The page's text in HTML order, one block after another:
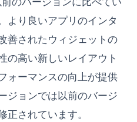
より良いアプリのインタ
善されたウィジェットの
の高い新しいレイアウト
ォーマンスの向上が提供
ジョンでは以前のバージ
正されています。